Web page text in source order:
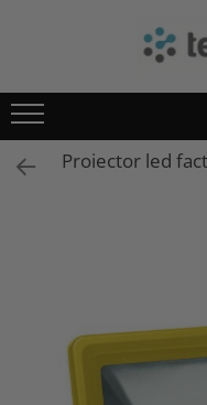
Teleco Automation
Teletask
Artsound
Proiector led